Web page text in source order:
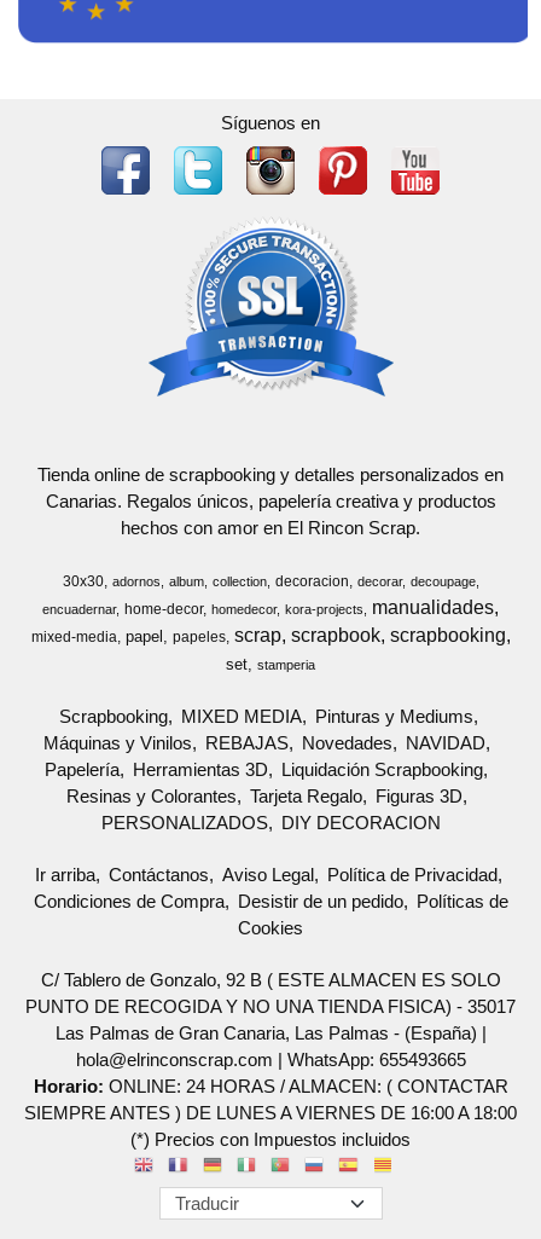
Síguenos en
Tienda online de scrapbooking y detalles personalizados en
Canarias. Regalos únicos, papelería creativa y productos
hechos con amor en El Rincon Scrap.
30x30 adornos album collection decoracion decorar
decoupage
encuadernar
home-decor homedecor kora-projects manualidades
mixed-media papel papeles scrap scrapbook scrapbooking
set stamperia
Scrapbooking MIXED MEDIA
Pinturas y Mediums
Máquinas y Vinilos
REBAJAS Novedades
NAVIDAD
Papelería
Herramientas 3D
Liquidación Scrapbooking
Resinas y Colorantes
Tarjeta Regalo
Figuras 3D
PERSONALIZADOS
DIY DECORACION
Ir arriba Contáctanos Aviso Legal
Política de Privacidad
Condiciones de Compra
Desistir de un pedido
Políticas de
Cookies
C/ Tablero de Gonzalo, 92 B ( ESTE ALMACEN ES SOLO
PUNTO DE RECOGIDA Y NO UNA TIENDA FISICA) - 35017
Las Palmas de Gran Canaria, Las Palmas - (España) |
hola@elrinconscrap.com | WhatsApp: 655493665
Horario: ONLINE: 24 HORAS / ALMACEN: ( CONTACTAR
SIEMPRE ANTES ) DE LUNES A VIERNES DE 16:00 A 18:00
(*) Precios con Impuestos incluidos